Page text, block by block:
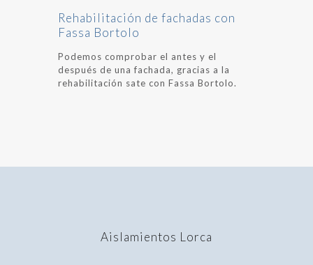
Rehabilitación de fachadas con
Fassa Bortolo
Podemos comprobar el antes y el
después de una fachada, gracias a la
rehabilitación sate con Fassa Bortolo.
Aislamientos Lorca